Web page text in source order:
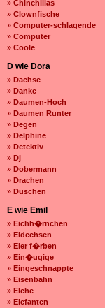
» Chinchillas
» Clownfische
» Computer-schlagende
» Computer
» Coole
D wie Dora
» Dachse
» Danke
» Daumen-Hoch
» Daumen Runter
» Degen
» Delphine
» Detektiv
» Dj
» Dobermann
» Drachen
» Duschen
E wie Emil
» Eichh�rnchen
» Eidechsen
» Eier f�rben
» Ein�ugige
» Eingeschnappte
» Eisenbahn
» Elche
» Elefanten